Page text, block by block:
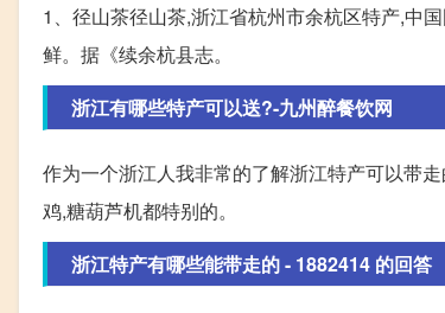
1、径山茶径山茶,浙江省杭州市余杭区特产,中
鲜。据《续余杭县志。
浙江有哪些特产可以送?-九州醉餐饮网
作为一个浙江人我非常的了解浙江特产可以带
鸡,糖葫芦机都特别的。
浙江特产有哪些能带走的 - 1882414 的回答